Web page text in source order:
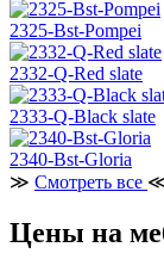
2325-Bst-Pompei
2332-Q-Red slate
2333-Q-Black slate
2340-Bst-Gloria
≫ Смотреть все
Цены на